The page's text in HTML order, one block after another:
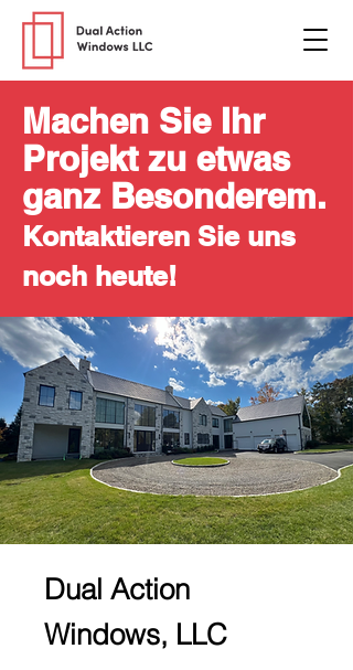
Machen Sie Ihr
Projekt zu etwas
ganz Besonderem.
Kontaktieren Sie uns
noch heute!
Dual Action
Windows, LLC